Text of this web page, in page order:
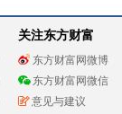
关注东方财富
东方财富网微博
东方财富网微信
意见与建议